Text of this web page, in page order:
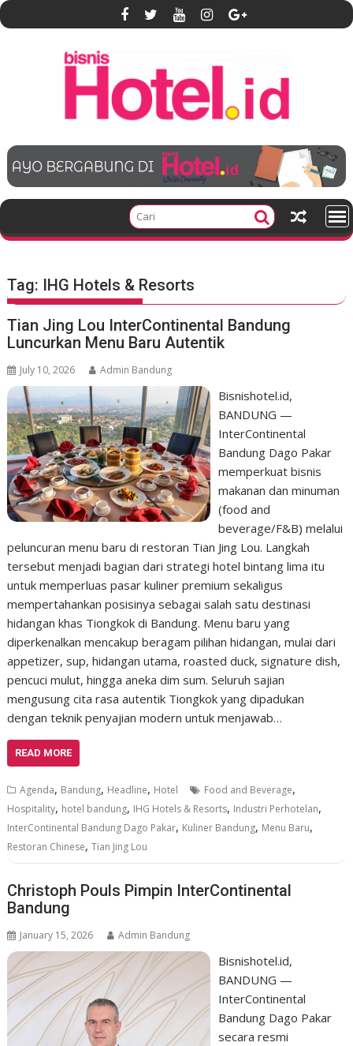
S
k
e
t
Tag: IHG Hotels & Resorts
Tian Jing Lou InterContinental Bandung
Luncurkan Menu Baru Autentik
July 10, 2026 Admin Bandung
Bisnishotel.id,
BANDUNG —
InterContinental
Bandung Dago Pakar
memperkuat bisnis
makanan dan minuman
(food and
beverage/F&B) melalui
peluncuran menu baru di restoran Tian Jing Lou. Langkah
tersebut menjadi bagian dari strategi hotel bintang lima itu
untuk memperluas pasar kuliner premium sekaligus
mempertahankan posisinya sebagai salah satu destinasi
hidangan khas Tiongkok di Bandung. Menu baru yang
diperkenalkan mencakup beragam pilihan hidangan, mulai dari
appetizer, sup, hidangan utama, roasted duck, signature dish,
pencuci mulut, hingga aneka dim sum. Seluruh sajian
mengusung cita rasa autentik Tiongkok yang dipadukan
dengan teknik penyajian modern untuk menjawab…
READ MORE
Agenda, Bandung, Headline, Hotel Food and Beverage,
Hospitality, hotel bandung, IHG Hotels & Resorts, Industri Perhotelan,
InterContinental Bandung Dago Pakar, Kuliner Bandung, Menu Baru,
Restoran Chinese,Tian Jing Lou
Christoph Pouls Pimpin InterContinental
Bandung
January 15, 2026 Admin Bandung
Bisnishotel.id,
BANDUNG —
InterContinental
Bandung Dago Pakar
secara resmi